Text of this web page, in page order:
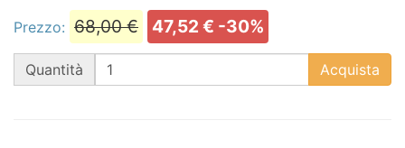
Prezzo: 68,00 € 47,52 € -30%
QTQuantità Acquista